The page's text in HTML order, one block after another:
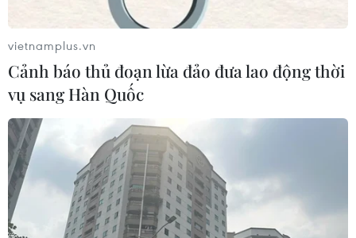
vietnamplus.vn
Cảnh báo thủ đoạn lừa đảo đưa lao động thời
vụ sang Hàn Quốc